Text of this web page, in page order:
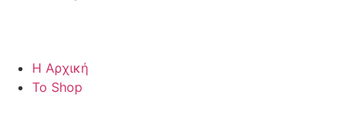
Η Αρχική
Το Shop